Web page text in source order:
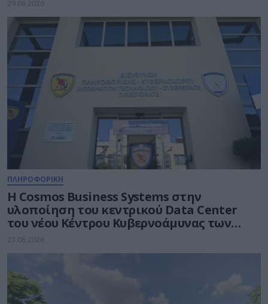
29.06.2026
ΠΛΗΡΟΦΟΡΙΚΗ
Η Cosmos Business Systems στην
υλοποίηση του κεντρικού Data Center
του νέου Κέντρου Κυβερνοάμυνας των
Ενόπλων Δυνάμεων
23.06.2026